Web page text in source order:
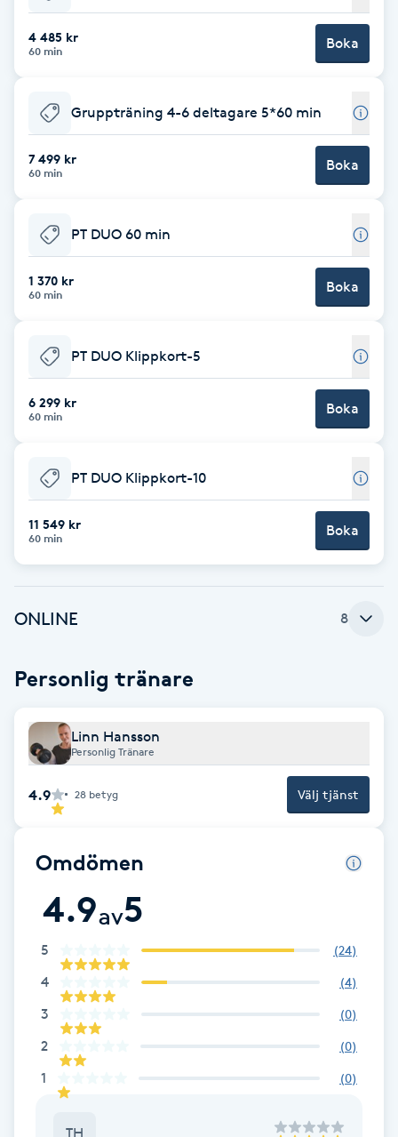
Damklippning
Diamantslipning
Extensions
Extensions borttagning
Face framing
Fettreducering
Fotsvamp
Fotvård
Fransar
Fransborttagning
Fransfärgning
Fransförlängning
Fransförlängning Megavolym
Fransförlängning Volym
4 485 kr
60 min Boka
Gruppträning 4-6 deltagare 5*60 min
7 499 kr
60 min Boka
PT DUO 60 min
1 370 kr
60 min Boka
PT DUO Klippkort-5
6 299 kr
60 min Boka
PT DUO Klippkort-10
11 549 kr
60 min Boka
ONLINE 8
Personlig tränare
Linn Hansson
Personlig Tränare
4.9 28 betyg Välj tjänst
Omdömen
4.9av5
5 (24)
4 (4)
3 (0)
2 (0)
1 (0)
TH